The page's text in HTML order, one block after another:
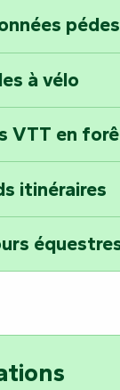
«
de la nature
couler
dans le
à vélo
VTT en
itinéraires
en